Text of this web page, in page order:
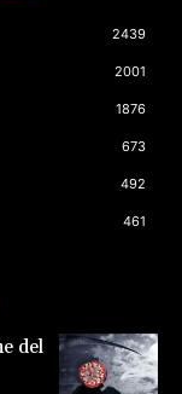
2439
2001
1876
673
492
461
del